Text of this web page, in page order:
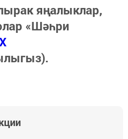
яңалыклар,
«Шәһри